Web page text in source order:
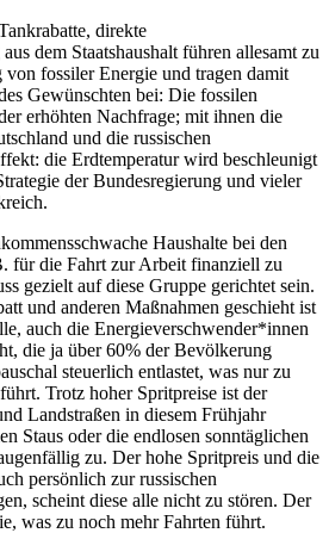
direkte
dem Staatshaushalt führen allesamt zu
von fossiler Energie und tragen damit
Gewünschten bei: Die fossilen
erhöhten Nachfrage; mit ihnen die
und die russischen
die Erdtemperatur wird beschleunigt
der Bundesregierung und vieler
Haushalte bei den
für die Fahrt zur Arbeit finanziell zu
gezielt auf diese Gruppe gerichtet sein.
und anderen Maßnahmen geschieht ist
auch die Energieverschwender*innen
die ja über 60% der Bevölkerung
steuerlich entlastet, was nur zu
Trotz hoher Spritpreise ist der
Landstraßen in diesem Frühjahr
Staus oder die endlosen sonntäglichen
zu. Der hohe Spritpreis und die
persönlich zur russischen
scheint diese alle nicht zu stören. Der
was zu noch mehr Fahrten führt.